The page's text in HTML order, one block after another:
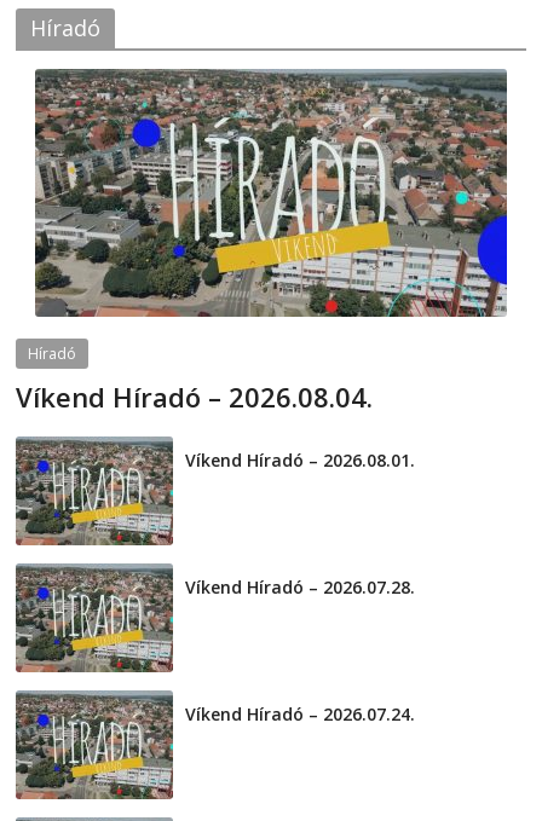
Híradó
Híradó
Víkend Híradó – 2026.08.04.
Víkend Híradó – 2026.08.01.
Víkend Híradó – 2026.07.28.
Víkend Híradó – 2026.07.24.